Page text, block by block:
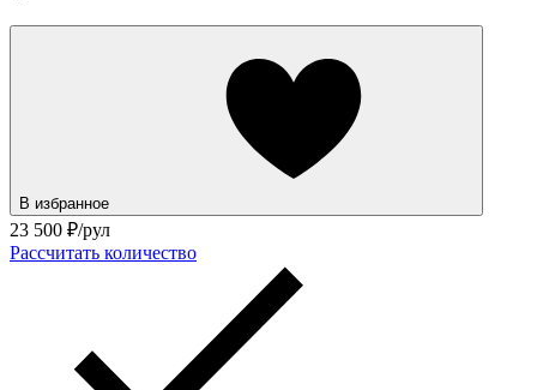
В избранное
23 500 ₽/рул
Рассчитать количество